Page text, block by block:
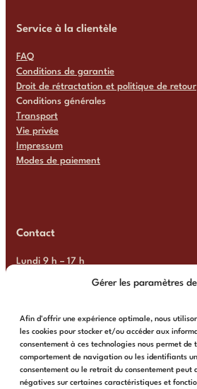
Gérer les paramètres
Afin d'offrir une expérience optimale, nous
les cookies pour stocker et/ou accéder aux
consentement à ces technologies nous permet
comportement de navigation ou les identifiants
consentement ou le retrait du consentement peut
négatives sur certaines caractéristiques et
Service à la clientèle
FAQ
Conditions de garantie
Droit de rétractation et politique de retour
Conditions générales
Transport
Vie privée
Impressum
Modes de paiement
Contact
Lundi 9 h – 17 h
Vendredi 9 h – 17 h
Samedi Fermé
Dimanche Fermé
+31 6 13 57 92 22 info@multimosaics.com